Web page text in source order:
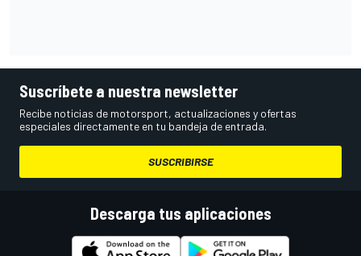
Suscríbete a nuestra newsletter
Recibe noticias de motorsport, actualizaciones y ofertas
especiales directamente en tu bandeja de entrada.
SUSCRIBIRSE
Descarga tus aplicaciones